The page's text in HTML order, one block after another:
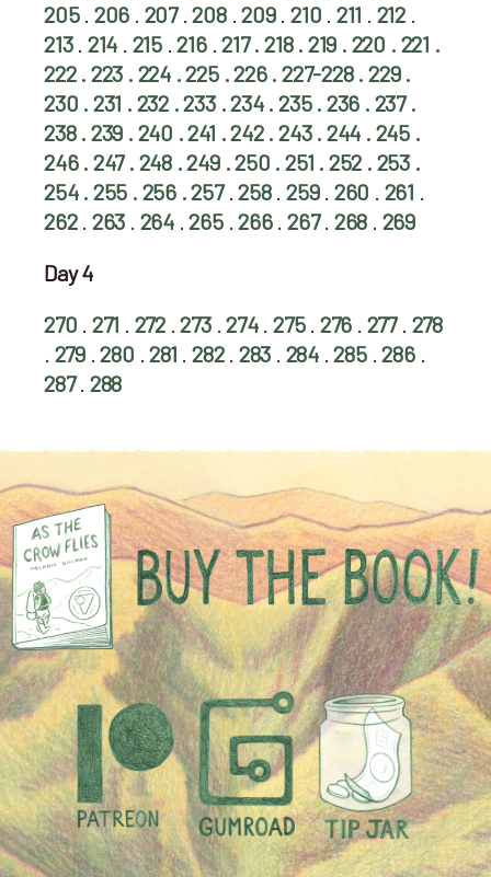
205. 206 . 207.208.209.210 . 211 . 212 .
213. 214 . 215 .216.217 .218. 219 . 220 . 221 .
222. 223 . 224 .225.226.227-228.229.
230 . 231 . 232 .233.234.235. 236 . 237.
238. 239 . 240 .241 .242.243. 244 . 245 .
246. 247. 248 .249.250 .251 . 252 . 253 .
254. 255 . 256 .257.258.259. 260 . 261 .
262. 263 . 264 .265.266.267. 268 . 269
Day 4
270 . 271 . 272 .273.274.275. 276 . 277. 278
. 279 .280 .281 .282. 283 . 284 .285.286.
287. 288